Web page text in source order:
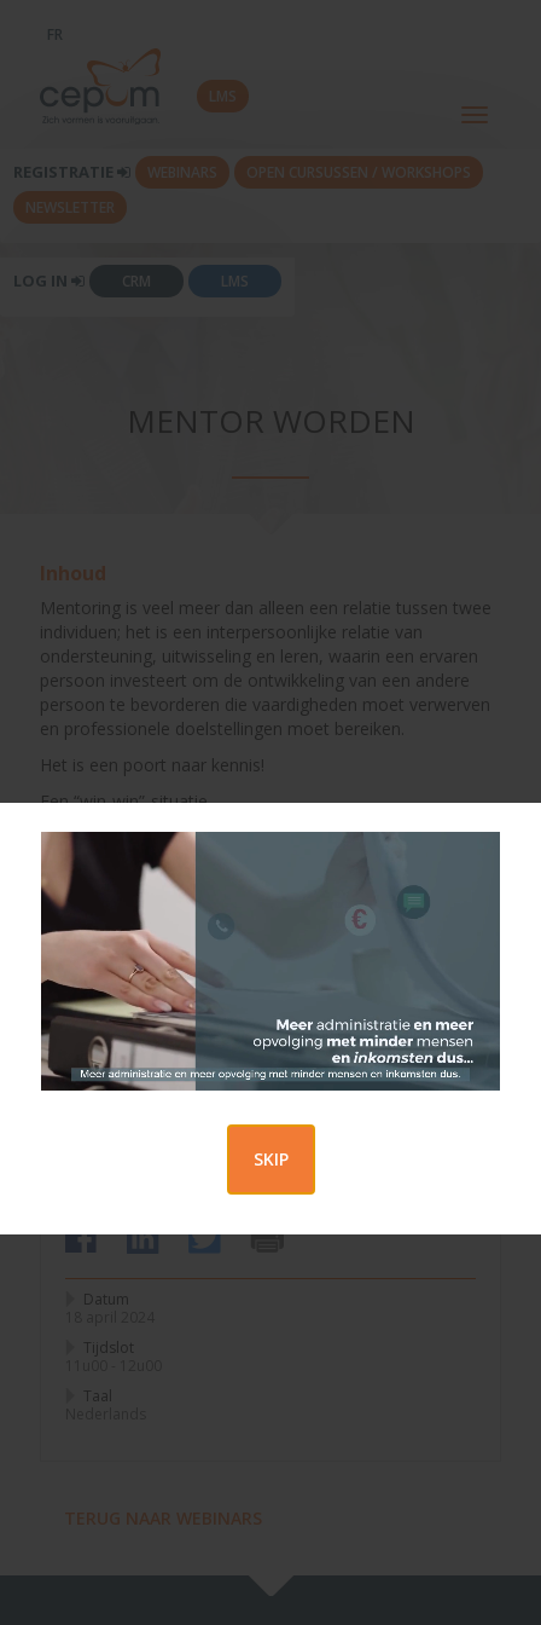
SKIP
FR
REGISTRATIE WEBINARS
OPEN CURSUSSEN / WORKSHOPS
NEWSLETTER
LOG IN CRM LMS
Toggle
LMS
MENTOR WORDEN
Inhoud
Mentoring is veel meer dan alleen een relatie tussen twee
individuen; het is een interpersoonlijke relatie van
ondersteuning, uitwisseling en leren, waarin een ervaren
persoon investeert om de ontwikkeling van een andere
persoon te bevorderen die vaardigheden moet verwerven
en professionele doelstellingen moet bereiken.
Het is een poort naar kennis!
Een “win-win”-situatie.
Als je wilt ontdekken hoe je succesvolle mentorrelaties
kunt opbouwen, een overdrachtsaanpak kunt hanteren en
kunt bijdragen aan het creëren van een cultuur van
ondersteuning en wederzijdse hulp, dan is dit webinar iets
voor jou!
Begrijp de specifieke kenmerken van mentorschap
Zichzelf kennen als mentor
Vergroot uw interpersoonlijke vaardigheden
Uw autonomie en motivatie ontwikkelen
implementatie en monitoring
Datum
Tijdslot
Taal
TERUG NAAR WEBINARS